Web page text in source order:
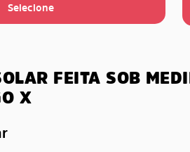
Selecione
FEITA SOB
X